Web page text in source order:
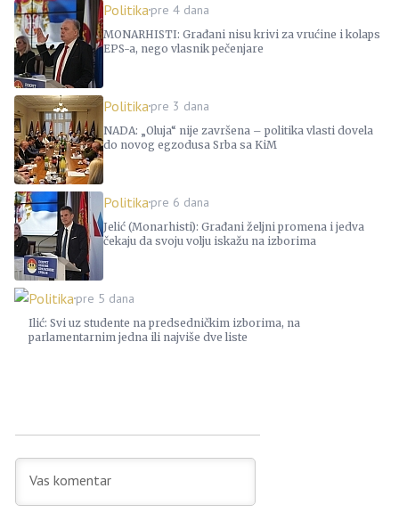
Politikapre 4 dana
MONARHISTI: Građani nisu krivi za vrućine i kolaps
EPS-a, nego vlasnik pečenjare
Politikapre 3 dana
NADA: „Oluja“ nije završena – politika vlasti dovela
do novog egzodusa Srba sa KiM
Politikapre 6 dana
Jelić (Monarhisti): Građani željni promena i jedva
čekaju da svoju volju iskažu na izborima
Politikapre 5 dana
Ilić: Svi uz studente na predsedničkim izborima, na
parlamentarnim jedna ili najviše dve liste